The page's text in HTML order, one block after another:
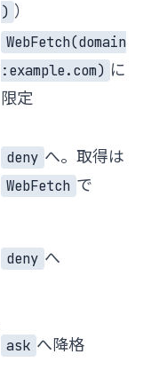
) ）
WebFetch(domain
:example.com) に
限定
deny へ。取得は
WebFetch で
deny へ
ask へ降格